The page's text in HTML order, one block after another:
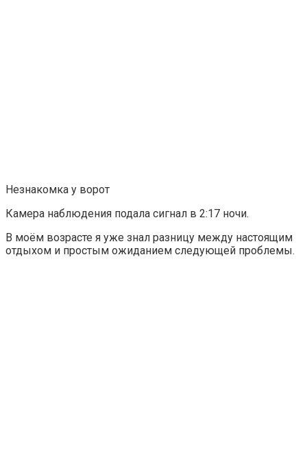
Незнакомка у ворот
Камера наблюдения подала сигнал в 2:17 ночи.
В моём возрасте я уже знал разницу между настоящим
отдыхом и простым ожиданием следующей проблемы.